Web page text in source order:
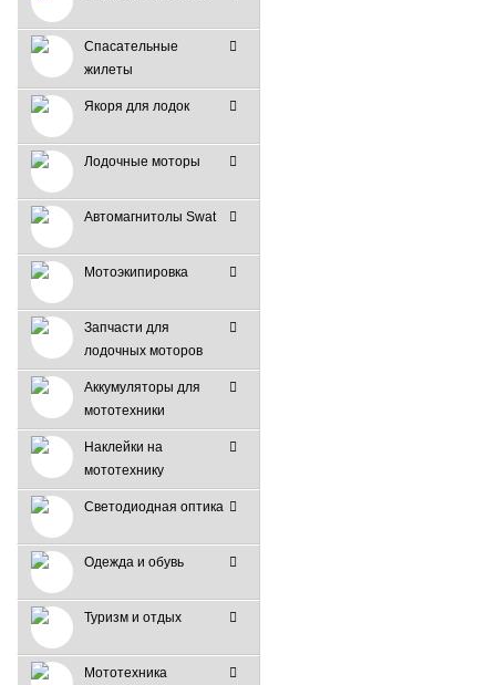
Спасательные
жилеты
Якоря для лодок
Лодочные моторы
Автомагнитолы Swat
Мотоэкипировка
Запчасти для
лодочных моторов
Аккумуляторы для
мототехники
Наклейки на
мототехнику
Светодиодная оптика
Одежда и обувь
Туризм и отдых
Мототехника